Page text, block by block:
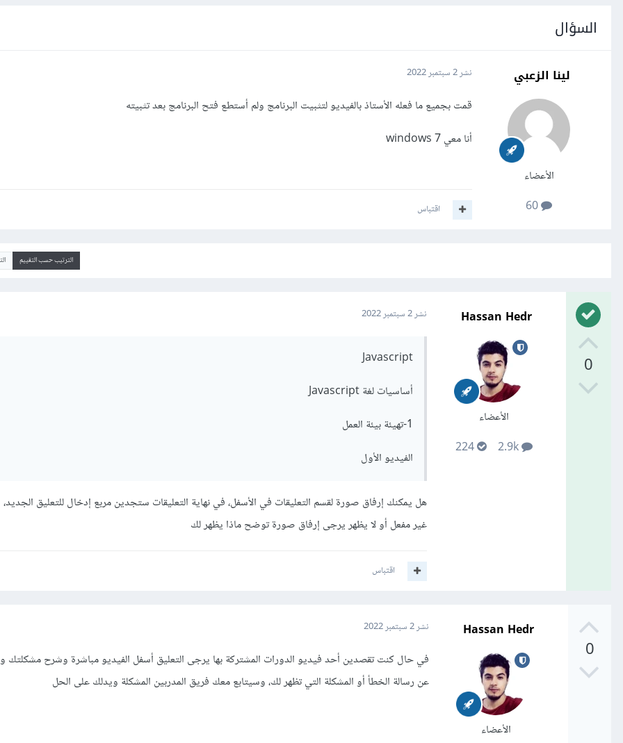
السؤال
لينا الزعبي
الأعضاء
نشر2 سبتمبر 2022
قمت بجميع ما فعله الأستاذ بالفيديو لتثبيت البرنامج ولم أستطع فتح البرنامج بعد تثبيته
أنا معي windows 7
اقتباس
الترتيب حسب التقييم
0
Hassan Hedr
الأعضاء
2.9k
224
نشر2 سبتمبر 2022
Javascript
أساسيات لغة Javascript
1-تهيئة بيئة العمل
الفيديو الأول
هل يمكنك إرفاق صورة لقسم التعليقات في الأسفل، في نهاية التعليقات ستجدين مربع إدخال للتعليق
غير مفعل أو لا يظهر يرجى إرفاق صورة توضح ماذا يظهر لك
اقتباس
0
Hassan Hedr
الأعضاء
نشر2 سبتمبر 2022
في حال كنت تقصدين أحد فيديو الدورات المشتركة بها يرجى التعليق أسفل الفيديو مباشرة وشرح
عن رسالة الخطأ أو المشكلة التي تظهر لك، وسيتابع معك فريق المدربين المشكلة ويدلك على الحل